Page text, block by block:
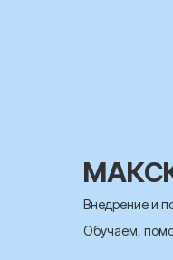
Внедрение и
Обучаем,